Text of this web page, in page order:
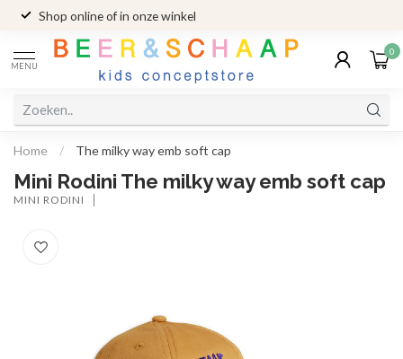
Shop online of in onze winkel
MENU
0
Home / The milky way emb soft cap
Mini Rodini The milky way emb soft cap
MINI RODINI